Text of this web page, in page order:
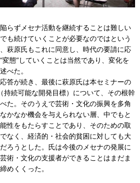
らずメセナ活動を継続することは難しい
も続けていくことが必要なのではという
萩原氏もこれに同意し、時代の要請に応
変態”していくことは当然であり、変化を
べた。
答が続き、最後に萩原氏は本セミナーの
持続可能な開発目標）について、その根幹
た。そのうえで芸術・文化の振興を多角
かなか機会を与えられない層、中でもと
性をもたらすことであり、そのための取
なく、経済的・社会的貧困に対しても大
ろうとした。氏は今後のメセナの発展に
術・文化の支援者ができることはまだま
めくくった。